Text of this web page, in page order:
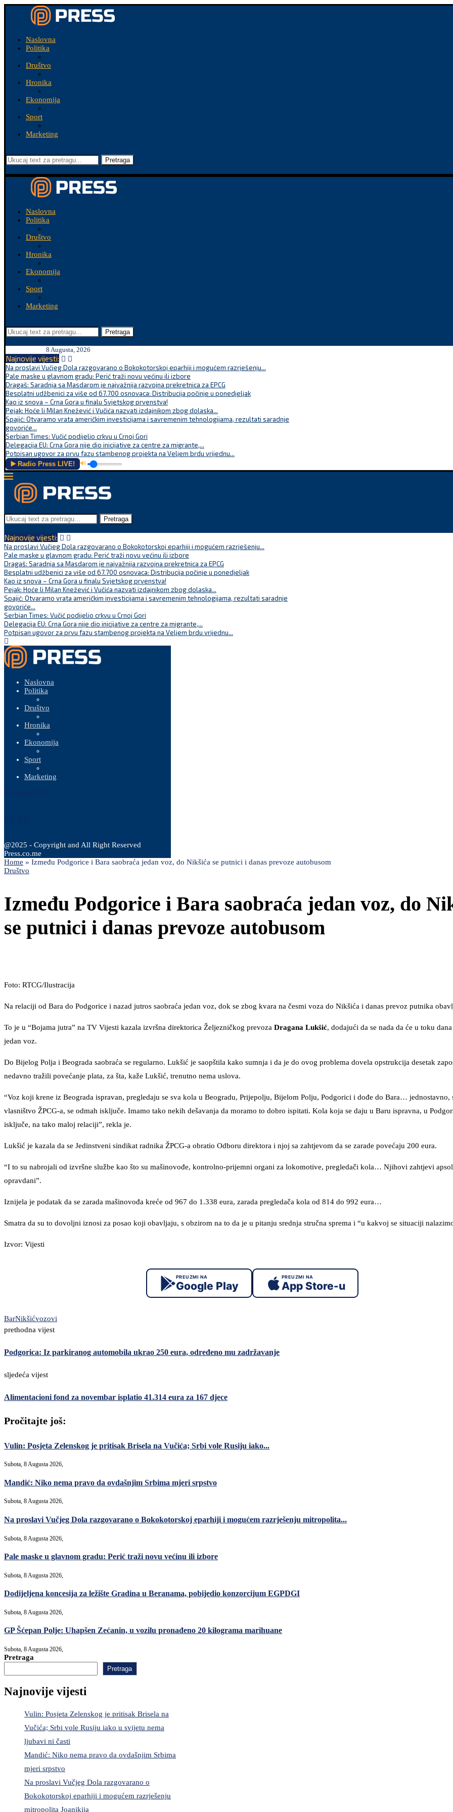
Naslovna
Politika
Društvo
Hronika
Ekonomija
Sport
Marketing
Pretraga
Naslovna
Politika
Društvo
Hronika
Ekonomija
Sport
Marketing
Pretraga
8 Augusta, 2026
Najnovije vijesti:
Na proslavi Vučjeg Dola razgovarano o Bokokotorskoj eparhiji i mogućem razrješenju...
Pale maske u glavnom gradu: Perić traži novu većinu ili izbore
Dragaš: Saradnja sa Masdarom je najvažnija razvojna prekretnica za EPCG
Besplatni udžbenici za više od 67.700 osnovaca: Distribucija počinje u ponedjeljak
Kao iz snova – Crna Gora u finalu Svjetskog prvenstva!
Pejak: Hoće li Milan Knežević i Vučića nazvati izdajnikom zbog dolaska...
Spajić: Otvaramo vrata američkim investicijama i savremenim tehnologijama, rezultati saradnje
govoriće...
Serbian Times: Vučić podijelio crkvu u Crnoj Gori
Delegacija EU: Crna Gora nije dio inicijative za centre za migrante,...
Potpisan ugovor za prvu fazu stambenog projekta na Veljem brdu vrijednu...
▶️ Radio Press LIVE! 🔊
Pretraga
Najnovije vijesti:
Na proslavi Vučjeg Dola razgovarano o Bokokotorskoj eparhiji i mogućem razrješenju...
Pale maske u glavnom gradu: Perić traži novu većinu ili izbore
Dragaš: Saradnja sa Masdarom je najvažnija razvojna prekretnica za EPCG
Besplatni udžbenici za više od 67.700 osnovaca: Distribucija počinje u ponedjeljak
Kao iz snova – Crna Gora u finalu Svjetskog prvenstva!
Pejak: Hoće li Milan Knežević i Vučića nazvati izdajnikom zbog dolaska...
Spajić: Otvaramo vrata američkim investicijama i savremenim tehnologijama, rezultati saradnje
govoriće...
Serbian Times: Vučić podijelio crkvu u Crnoj Gori
Delegacija EU: Crna Gora nije dio inicijative za centre za migrante,...
Potpisan ugovor za prvu fazu stambenog projekta na Veljem brdu vrijednu...
Naslovna
Politika
Društvo
Hronika
Ekonomija
Sport
Marketing
@2025 - Copyright and All Right Reserved
Press.co.me
Home » Između Podgorice i Bara saobraća jedan voz, do Nikšića se putnici i danas prevoze autobusom
Društvo
Između Podgorice i Bara saobraća jedan voz, do
se putnici i danas prevoze autobusom
Foto: RTCG/Ilustracija
Na relaciji od Bara do Podgorice i nazad jutros saobraća jedan voz, dok se zbog kvara na česmi voza do Nikšića i danas prevoz putnika
To je u “Bojama jutra” na TV Vijesti kazala izvršna direktorica Željezničkog prevoza Dragana Lukšić, dodajući da se nada da će u toku
jedan voz.
Do Bijelog Polja i Beograda saobraća se regularno. Lukšić je saopštila kako sumnja i da je do ovog problema dovela opstrukcija desetak
nedavno tražili povećanje plata, za šta, kaže Lukšić, trenutno nema uslova.
“Voz koji krene iz Beograda ispravan, pregledaju se sva kola u Beogradu, Prijepolju, Bijelom Polju, Podgorici i dođe do Bara… jednostavno,
vlasništvo ŽPCG-a, se odmah isključe. Imamo tako nekih dešavanja da moramo to dobro ispitati. Kola koja se daju u Baru ispravna, u
isključe, na tako maloj relaciji”, rekla je.
Lukšić je kazala da se Jedinstveni sindikat radnika ŽPCG-a obratio Odboru direktora i njoj sa zahtjevom da se zarade povećaju 200 eura.
“I to su nabrojali od izvršne službe kao što su mašinovođe, kontrolno-prijemni organi za lokomotive, pregledači kola… Njihovi zahtjevi
opravdani”.
Iznijela je podatak da se zarada mašinovođa kreće od 967 do 1.338 eura, zarada pregledača kola od 814 do 992 eura…
Smatra da su to dovoljni iznosi za posao koji obavljaju, s obzirom na to da je u pitanju srednja stručna sprema i “u kakvoj se situaciji
Izvor: Vijesti
PREUZMI NA
Google Play
PREUZMI NA
App Store-u
BarNikšićvozovi
prethodna vijest
Podgorica: Iz parkiranog automobila ukrao 250 eura, određeno mu zadržavanje
sljedeća vijest
Alimentacioni fond za novembar isplatio 41.314 eura za 167 djece
Pročitajte još:
Vulin: Posjeta Zelenskog je pritisak Brisela na Vučića; Srbi vole Rusiju iako...
Subota, 8 Augusta 2026,
Mandić: Niko nema pravo da ovdašnjim Srbima mjeri srpstvo
Subota, 8 Augusta 2026,
Na proslavi Vučjeg Dola razgovarano o Bokokotorskoj eparhiji i mogućem razrješenju mitropolita...
Subota, 8 Augusta 2026,
Pale maske u glavnom gradu: Perić traži novu većinu ili izbore
Subota, 8 Augusta 2026,
Dodijeljena koncesija za ležište Gradina u Beranama, pobijedio konzorcijum EGPDGI
Subota, 8 Augusta 2026,
GP Šćepan Polje: Uhapšen Zećanin, u vozilu pronađeno 20 kilograma marihuane
Subota, 8 Augusta 2026,
Pretraga
Pretraga
Najnovije vijesti
Vulin: Posjeta Zelenskog je pritisak Brisela na
Vučića; Srbi vole Rusiju iako u svijetu nema
ljubavi ni časti
Mandić: Niko nema pravo da ovdašnjim Srbima
mjeri srpstvo
Na proslavi Vučjeg Dola razgovarano o
Bokokotorskoj eparhiji i mogućem razrješenju
mitropolita Joanikija